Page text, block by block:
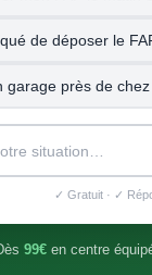
de déposer le
garage près de
✓ Gratuit · ✓
99€en centre